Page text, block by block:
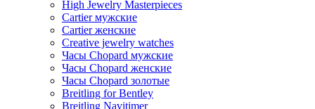
High Jewelry Masterpieces
Cartier мужские
Cartier женские
Creative jewelry watches
Часы Chopard мужские
Часы Сhopard женские
Часы Сhopard золотые
Breitling for Bentley
Breitling Navitimer